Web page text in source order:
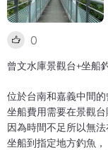
0
曾文水庫景觀台+坐船
位於台南和嘉義中間的
坐船費用需要在景觀台
因為時間不足所以無
坐船到指定地方釣魚，